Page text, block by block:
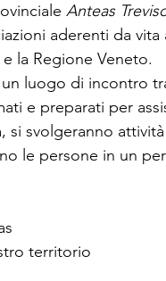
Anteas
aderenti da
la Regione Veneto.
un luogo di incontro
e preparati per
si svolgeranno
le persone in un
territorio